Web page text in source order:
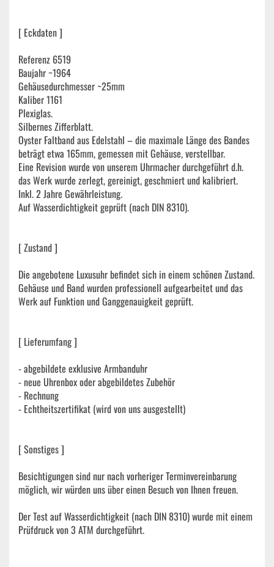
[ Eckdaten ]
Referenz 6519
Baujahr ~1964
Gehäusedurchmesser ~25mm
Kaliber 1161
Plexiglas.
Silbernes Zifferblatt.
Oyster Faltband aus Edelstahl – die maximale Länge des Bandes
beträgt etwa 165mm, gemessen mit Gehäuse, verstellbar.
Eine Revision wurde von unserem Uhrmacher durchgeführt d.h.
das Werk wurde zerlegt, gereinigt, geschmiert und kalibriert.
Inkl. 2 Jahre Gewährleistung.
Auf Wasserdichtigkeit geprüft (nach DIN 8310).
[ Zustand ]
Die angebotene Luxusuhr befindet sich in einem schönen Zustand.
Gehäuse und Band wurden professionell aufgearbeitet und das
Werk auf Funktion und Ganggenauigkeit geprüft.
[ Lieferumfang ]
- abgebildete exklusive Armbanduhr
- neue Uhrenbox oder abgebildetes Zubehör
- Rechnung
- Echtheitszertifikat (wird von uns ausgestellt)
[ Sonstiges ]
Besichtigungen sind nur nach vorheriger Terminvereinbarung
möglich, wir würden uns über einen Besuch von Ihnen freuen.
Der Test auf Wasserdichtigkeit (nach DIN 8310) wurde mit einem
Prüfdruck von 3 ATM durchgeführt.